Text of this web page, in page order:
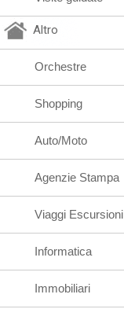
Altro
Orchestre
Shopping
Auto/Moto
Agenzie Stampa
Viaggi Escursioni
Informatica
Immobiliari